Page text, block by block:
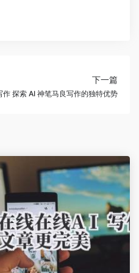
下一篇
作 探索 AI 神笔马良写作的独特优势